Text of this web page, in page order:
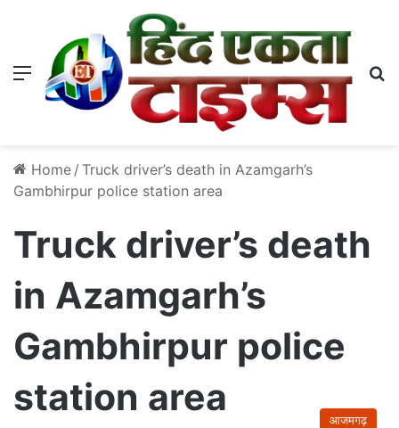
Menu
Home / Truck driver’s death in Azamgarh’s
Gambhirpur police station area
Truck driver’s death
in Azamgarh’s
Gambhirpur police
station area
आजमगढ़